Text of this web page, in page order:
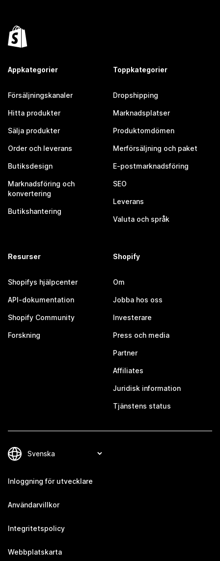
Appkategorier
Försäljningskanaler
Hitta produkter
Sälja produkter
Order och leverans
Butiksdesign
Marknadsföring och
konvertering
Butikshantering
Toppkategorier
Dropshipping
Marknadsplatser
Produktomdömen
Merförsäljning och paket
E-postmarknadsföring
SEO
Leverans
Valuta och språk
Resurser
Shopifys hjälpcenter
API-dokumentation
Shopify Community
Forskning
Shopify
Om
Jobba hos oss
Investerare
Press och media
Partner
Affiliates
Juridisk information
Tjänstens status
Inloggning för utvecklare
Användarvillkor
Integritetspolicy
Webbplatskarta